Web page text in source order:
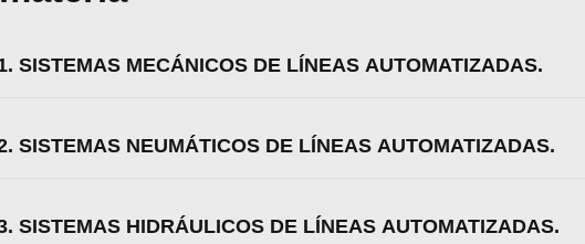
SISTEMAS MECÁNICOS DE LÍNEAS AUTOMATIZADAS.
SISTEMAS NEUMÁTICOS DE LÍNEAS AUTOMATIZADAS.
SISTEMAS HIDRÁULICOS DE LÍNEAS AUTOMATIZADAS.